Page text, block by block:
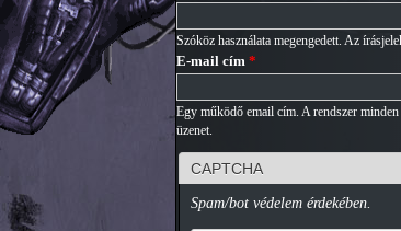
Szóköz használata megengedett. Az
E-mail cím *
Egy működő email cím. A rendszer
üzenet.
CAPTCHA
Spam/bot védelem érdekében.